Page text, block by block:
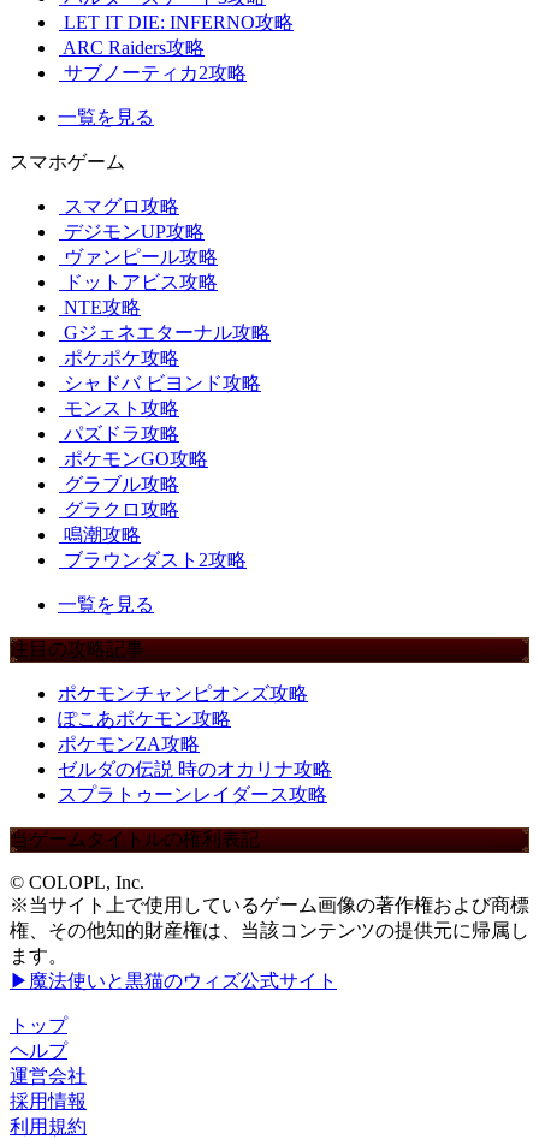
LET IT DIE: INFERNO攻略
ARC Raiders攻略
サブノーティカ2攻略
一覧を見る
スマホゲーム
スマグロ攻略
デジモンUP攻略
ヴァンピール攻略
ドットアビス攻略
NTE攻略
Gジェネエターナル攻略
ポケポケ攻略
シャドバ ビヨンド攻略
モンスト攻略
パズドラ攻略
ポケモンGO攻略
グラブル攻略
グラクロ攻略
鳴潮攻略
ブラウンダスト2攻略
一覧を見る
注目の攻略記事
ポケモンチャンピオンズ攻略
ぽこあポケモン攻略
ポケモンZA攻略
ゼルダの伝説 時のオカリナ攻略
スプラトゥーンレイダース攻略
当ゲームタイトルの権利表記
© COLOPL, Inc.
※当サイト上で使用しているゲーム画像の著作権および商標
権、その他知的財産権は、当該コンテンツの提供元に帰属し
ます。
▶魔法使いと黒猫のウィズ公式サイト
トップ
ヘルプ
運営会社
採用情報
利用規約